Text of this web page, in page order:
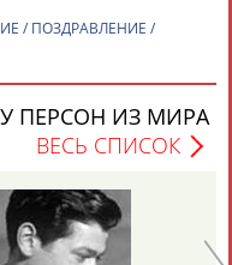
Герман
АБДУЛАЕВ
/ ПОЗДРАВЛЕНИЕ /
ПЕРСОН ИЗ МИРА
ВЕСЬ СПИСОК